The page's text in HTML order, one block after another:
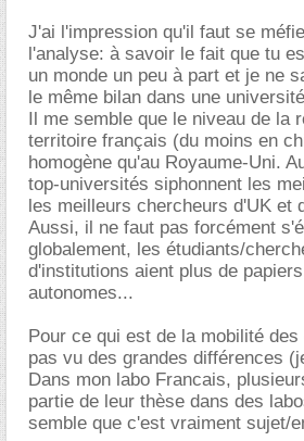
J'ai l'impression qu'il faut se
l'analyse: à savoir le fait que tu
un monde un peu à part et je ne
le même bilan dans une
Il me semble que le niveau de la
territoire français (du moins en
homogène qu'au Royaume-Uni.
top-universités siphonnent les
les meilleurs chercheurs d'UK et
Aussi, il ne faut pas forcément
globalement, les étudiants/
d'institutions aient plus de
autonomes...
Pour ce qui est de la mobilité
pas vu des grandes différences
Dans mon labo Francais,
partie de leur thèse dans des
semble que c'est vraiment sujet/